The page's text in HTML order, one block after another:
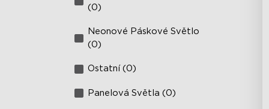
(0)
Neonové Páskové Světlo
(0)
Ostatní (0)
Panelová Světla (0)